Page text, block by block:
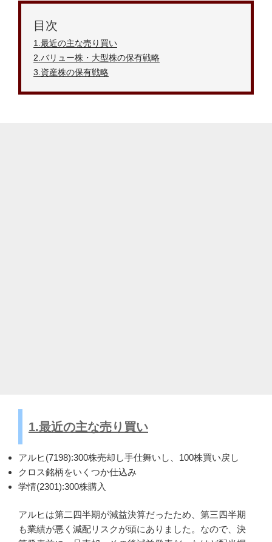
目次
1.最近の主な売り買い
2.バリュー株・大型株の保有戦略
3.資産株の保有戦略
1.最近の主な売り買い
アルヒ(7198):300株売却し手仕舞いし、100株買い戻し
クロス銘柄をいくつか仕込み
学情(2301):300株購入
アルヒは第二四半期が減益決算だったため、第三四半期
も業績が悪く減配リスクが頭にありました。なので、決